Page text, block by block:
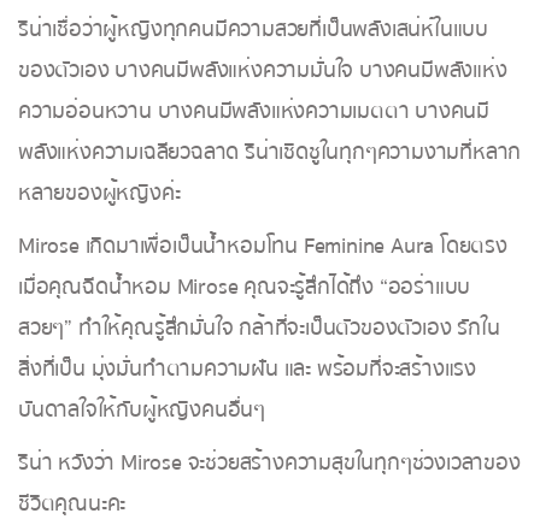
ริน่าเชื่อว่าผู้หญิงทุกคนมีความสวยที่เป็นพลังเสน่ห์ในแบบ
ของตัวเอง บางคนมีพลังแห่งความมั่นใจ บางคนมีพลังแห่ง
ความอ่อนหวาน บางคนมีพลังแห่งความเมตตา บางคนมี
พลังแห่งความเฉลียวฉลาด ริน่าเชิดชูในทุกๆความงามที่หลาก
หลายของผู้หญิงค่ะ
Mirose เกิดมาเพื่อเป็นน้ำหอมโทน Feminine Aura โดยตรง
เมื่อคุณฉีดน้ำหอม Mirose คุณจะรู้สึกได้ถึง “ออร่าแบบ
สวยๆ” ทำให้คุณรู้สึกมั่นใจ กล้าที่จะเป็นตัวของตัวเอง รักใน
สิ่งที่เป็น มุ่งมั่นทำตามความฝัน และ พร้อมที่จะสร้างแรง
บันดาลใจให้กับผู้หญิงคนอื่นๆ
ริน่า หวังว่า Mirose จะช่วยสร้างความสุขในทุกๆช่วงเวลาของ
ชีวิตคุณนะคะ